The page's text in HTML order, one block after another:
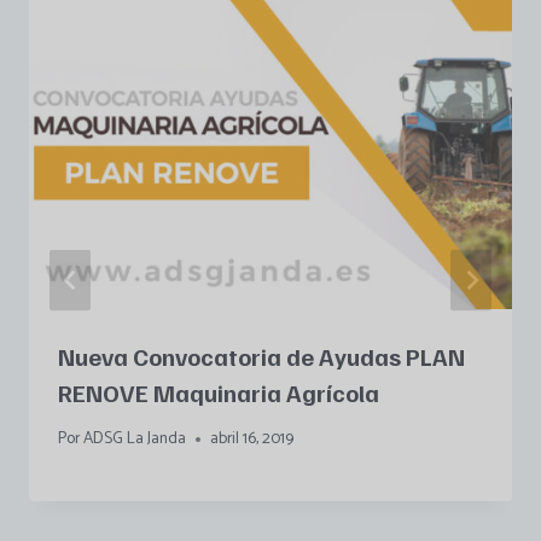
Nueva Convocatoria de Ayudas PLAN
RENOVE Maquinaria Agrícola
PorADSG La Janda abril 16, 2019